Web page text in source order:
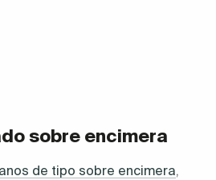
sobre encimera
de tipo sobre encimera,